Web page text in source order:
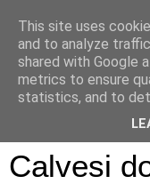
Calvesi
This site uses
and to analyze
shared with Google
metrics to ensure
statistics, and to